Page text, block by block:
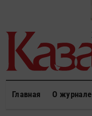
Главная О журнале